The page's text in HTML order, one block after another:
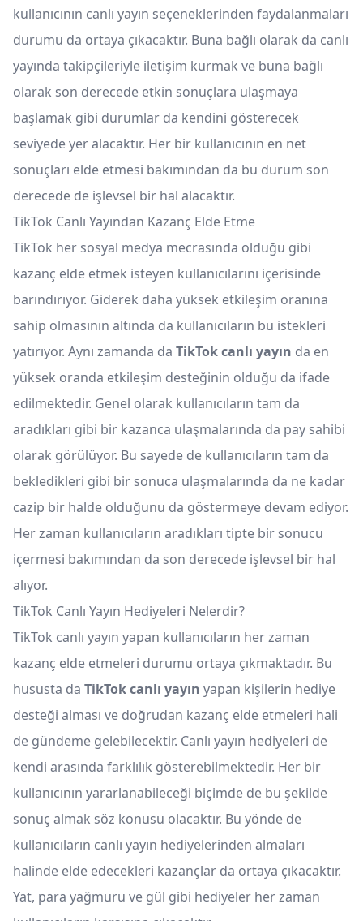
kullanıcının canlı yayın seçeneklerinden faydalanmaları
durumu da ortaya çıkacaktır. Buna bağlı olarak da canlı
yayında takipçileriyle iletişim kurmak ve buna bağlı
olarak son derecede etkin sonuçlara ulaşmaya
başlamak gibi durumlar da kendini gösterecek
seviyede yer alacaktır. Her bir kullanıcının en net
sonuçları elde etmesi bakımından da bu durum son
derecede de işlevsel bir hal alacaktır.
TikTok Canlı Yayından Kazanç Elde Etme
TikTok her sosyal medya mecrasında olduğu gibi
kazanç elde etmek isteyen kullanıcılarını içerisinde
barındırıyor. Giderek daha yüksek etkileşim oranına
sahip olmasının altında da kullanıcıların bu istekleri
yatırıyor. Aynı zamanda da TikTok canlı yayın da en
yüksek oranda etkileşim desteğinin olduğu da ifade
edilmektedir. Genel olarak kullanıcıların tam da
aradıkları gibi bir kazanca ulaşmalarında da pay sahibi
olarak görülüyor. Bu sayede de kullanıcıların tam da
bekledikleri gibi bir sonuca ulaşmalarında da ne kadar
cazip bir halde olduğunu da göstermeye devam ediyor.
Her zaman kullanıcıların aradıkları tipte bir sonucu
içermesi bakımından da son derecede işlevsel bir hal
alıyor.
TikTok Canlı Yayın Hediyeleri Nelerdir?
TikTok canlı yayın yapan kullanıcıların her zaman
kazanç elde etmeleri durumu ortaya çıkmaktadır. Bu
hususta da TikTok canlı yayın yapan kişilerin hediye
desteği alması ve doğrudan kazanç elde etmeleri hali
de gündeme gelebilecektir. Canlı yayın hediyeleri de
kendi arasında farklılık gösterebilmektedir. Her bir
kullanıcının yararlanabileceği biçimde de bu şekilde
sonuç almak söz konusu olacaktır. Bu yönde de
kullanıcıların canlı yayın hediyelerinden almaları
halinde elde edecekleri kazançlar da ortaya çıkacaktır.
Yat, para yağmuru ve gül gibi hediyeler her zaman